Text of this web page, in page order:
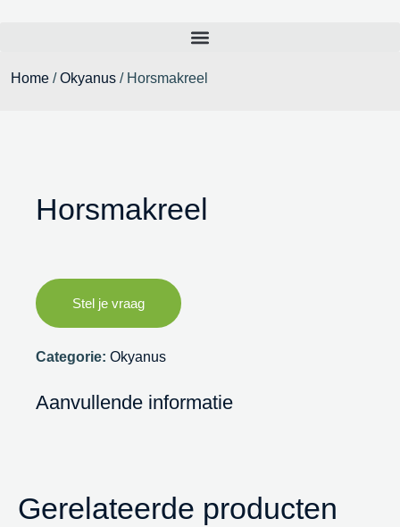
Home /Okyanus / Horsmakreel
Horsmakreel
Stel je vraag
Categorie: Okyanus
Aanvullende informatie
Gerelateerde producten